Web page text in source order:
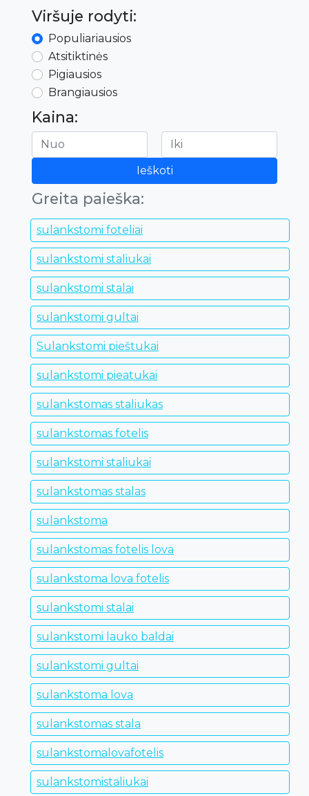
Viršuje rodyti:
Populiariausios
Atsitiktinės
Pigiausios
Brangiausios
Kaina:
Ieškoti
Greita paieška:
sulankstomi foteliai
sulankstomi staliukai
sulankstomi stalai
sulankstomi gultai
Sulankstomi pieštukai
sulankstomi pieatukai
sulankstomas staliukas
sulankstomas fotelis
sulankstomi staliukai
sulankstomas stalas
sulankstoma
sulankstomas fotelis lova
sulankstoma lova fotelis
sulankstomi stalai
sulankstomi lauko baldai
sulankstomi gultai
sulankstoma lova
sulankstomas stala
sulankstomalovafotelis
sulankstomistaliukai